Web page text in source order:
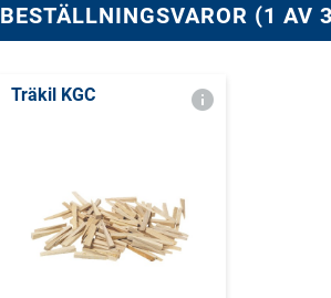
BESTÄLLNINGSVAROR (1 AV
Träkil KGC